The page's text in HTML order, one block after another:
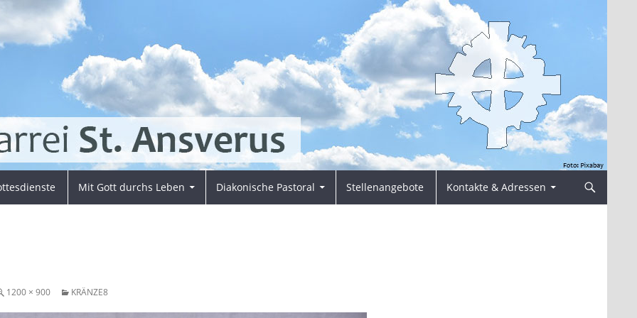
Mit Gott durchs Leben Diakonische Pastoral Stellenangebote Kontakte & Adressen
1200 × 900 KRÄNZE8